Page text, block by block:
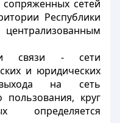
сопряженных сетей
Республики
связи - сети
и юридических
на сеть
пользования, круг
определяется